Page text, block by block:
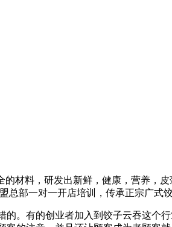
的材料，研发出新鲜，健康，营养，
部一对一开店培训，传承正宗广式饺
。有的创业者加入到饺子云吞这个